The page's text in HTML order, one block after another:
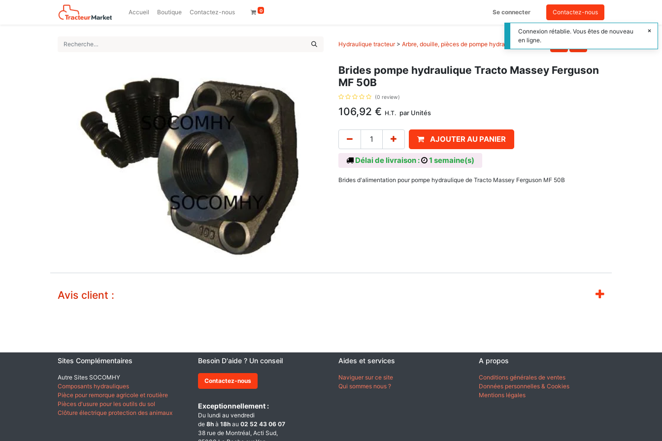
Accueil Boutique Contactez-nous 0 Se connecter Contactez-nous
Hydraulique tracteur> Arbre, douille, pièces de pompe hydraulique tracteur
Brides pompe hydraulique Tracto Massey Ferguson
MF 50B
(0 review)
106,92 € H.T. par Unités
AJOUTER AU PANIER
Délai de livraison : 1 semaine(s)
Brides d'alimentation pour pompe hydraulique de Tracto Massey Ferguson MF 50B
Avis client :
Sites Complémentaires
Autre Sites SOCOMHY
Composants hydrauliques
Pièce pour remorque agricole et routière
Pièces d'usure pour les outils du sol
Clôture électrique protection des animaux
Besoin D'aide ? Un conseil
Contactez-nous
Exceptionnellement :
Du lundi au vendredi
de 8h à 18h au 02 52 43 06 07
38 rue de Montréal, Acti Sud,
Aides et services
Naviguer sur ce site
Qui sommes nous ?
A propos
Conditions générales de ventes
Données personnelles & Cookies
Mentions légales
Connexion rétablie. Vous êtes de nouveau
en ligne.